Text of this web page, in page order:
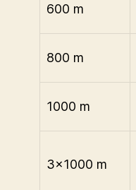
600 m
800 m
1000 m
3×1000 m